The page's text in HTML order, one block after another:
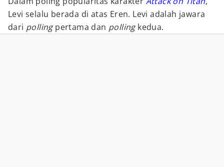
Levi selalu berada di atas Eren. Levi adalah jawara
dari pollingpertama dan pollingkedua.